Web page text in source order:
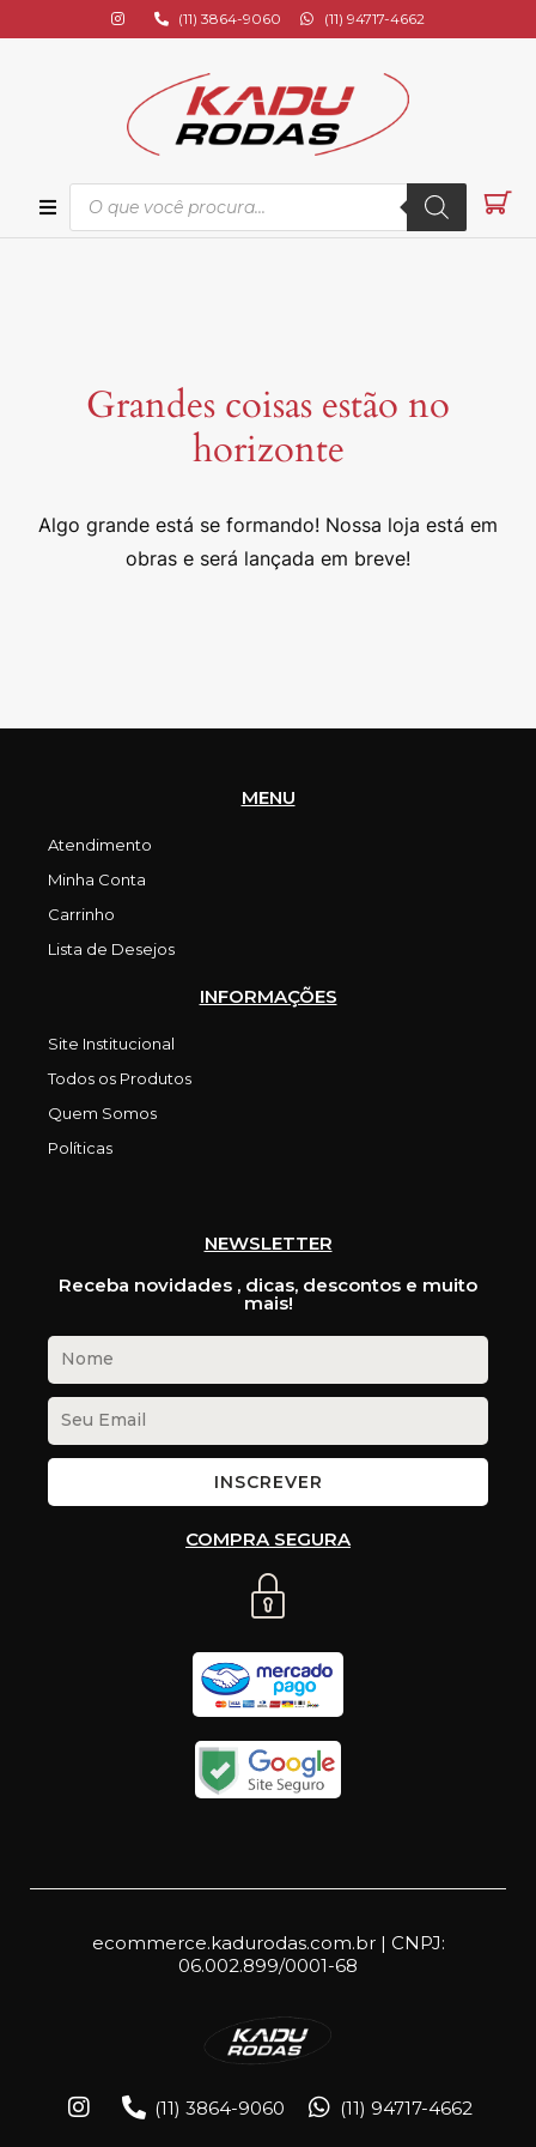
(11) 3864-9060 (11) 94717-4662
Grandes coisas estão no
horizonte
Algo grande está se formando! Nossa loja está em
obras e será lançada em breve!
MENU
Atendimento
Minha Conta
Carrinho
Lista de Desejos
INFORMAÇÕES
Site Institucional
Todos os Produtos
Quem Somos
Políticas
NEWSLETTER
Receba novidades , dicas, descontos e muito
mais!
INSCREVER
COMPRA SEGURA
ecommerce.kadurodas.com.br | CNPJ:
06.002.899/0001-68
(11) 3864-9060 (11) 94717-4662